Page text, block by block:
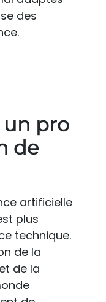
des
un pro
de
artificielle
plus
technique.
de la
de la